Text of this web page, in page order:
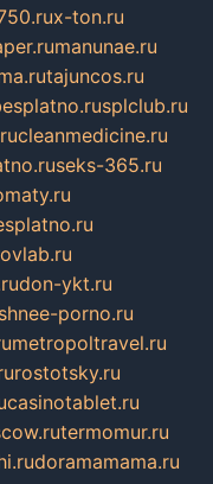
x-ton.ru
manunae.ru
tajuncos.ru
splclub.ru
cleanmedicine.ru
seks-365.ru
don-ykt.ru
porno.ru
metropoltravel.ru
rostotsky.ru
casinotablet.ru
termomur.ru
doramamama.ru